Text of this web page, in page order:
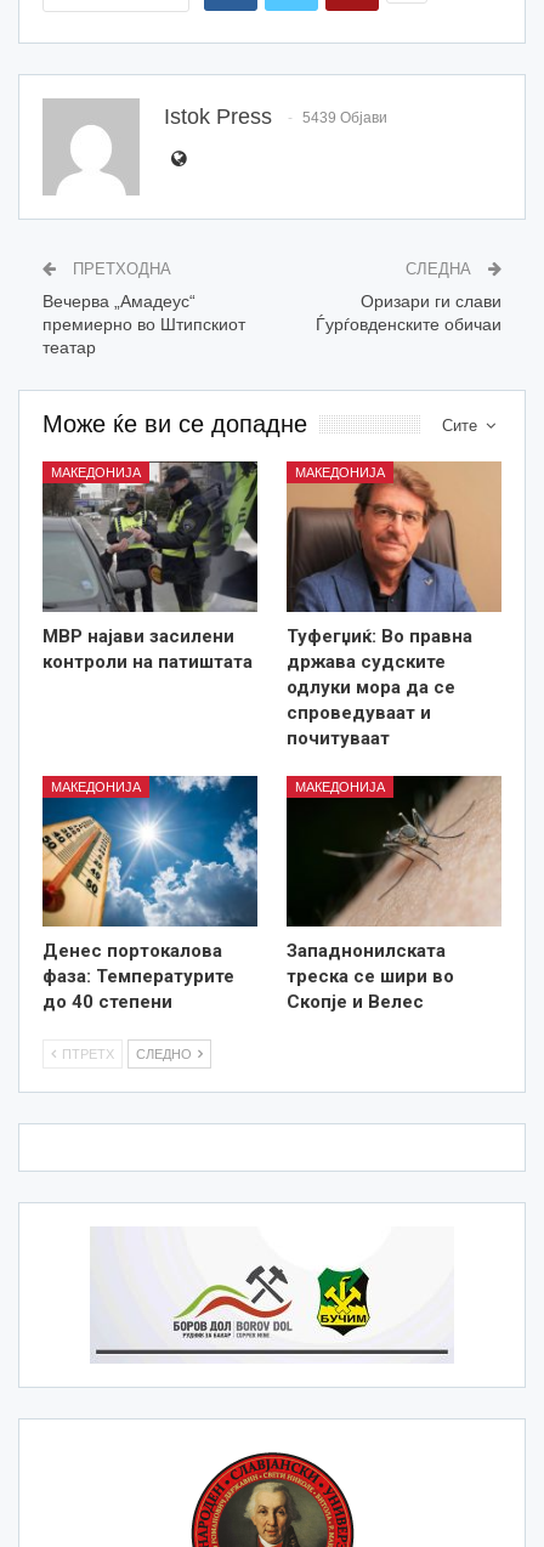
Istok Press 5439 Објави
ПРЕТХОДНА
Вечерва „Амадеус“
премиерно во Штипскиот
театар
СЛЕДНА
Оризари ги слави
Ѓурѓовденските обичаи
Сите
Може ќе ви се допадне
МАКЕДОНИЈА
МВР најави засилени
контроли на патиштата
МАКЕДОНИЈА
Туфегџиќ: Во правна
држава судските
одлуки мора да се
спроведуваат и
почитуваат
МАКЕДОНИЈА
Денес портокалова
фаза: Температурите
до 40 степени
МАКЕДОНИЈА
Западнонилската
треска се шири во
Скопје и Велес
ПТРЕТХ СЛЕДНО